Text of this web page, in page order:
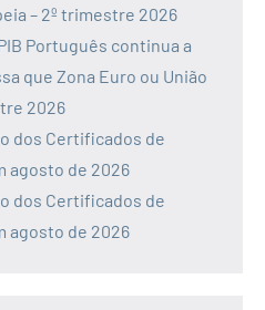
– 2º trimestre 2026
Português continua a
que Zona Euro ou União
2026
dos Certificados de
agosto de 2026
dos Certificados de
agosto de 2026